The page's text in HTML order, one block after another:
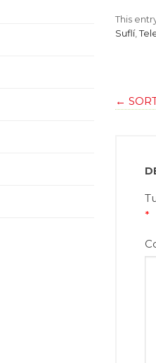
This
Suflí,
←
*